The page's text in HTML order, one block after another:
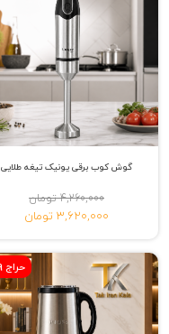
گوش کوب برقی یونیک تیغه طلایی
4,260,000 تومان
3,620,000 تومان
% حراج 19